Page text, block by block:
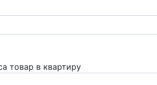
товар в квартиру